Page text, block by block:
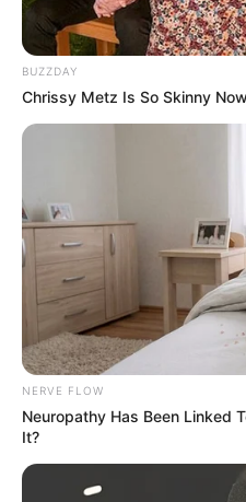
BUZZDAY
Chrissy Metz Is So Skinny
NERVE FLOW
Neuropathy Has Been Linked
It?